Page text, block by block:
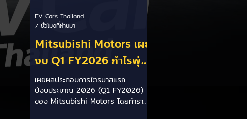
Mitsubishi Motors เผย
งบ Q1 FY2026 กำไรพุ่ง
โต 100% แม้ยอดขายโลก
ลด 8% เร่งส่ง Pajero
เผยผลประกอบการไตรมาสแรก
ปีงบประมาณ 2026 (Q1 FY2026)
ของ Mitsubishi Motors โดยทำราย
EV Cars Thailand
7 ชั่วโมงที่ผ่านมา